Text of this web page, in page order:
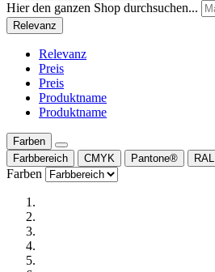
Hier den ganzen Shop durchsuchen...
Relevanz
Relevanz
Preis
Preis
Produktname
Produktname
Farben
Farbbereich
CMYK Pantone® RAL
Farben